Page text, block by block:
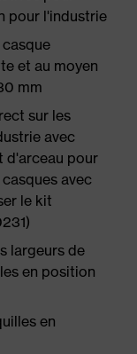
pour l'industrie
et au moyen
mm
sur les
avec
d'arceau pour
avec
le kit
largeurs de
en position
en